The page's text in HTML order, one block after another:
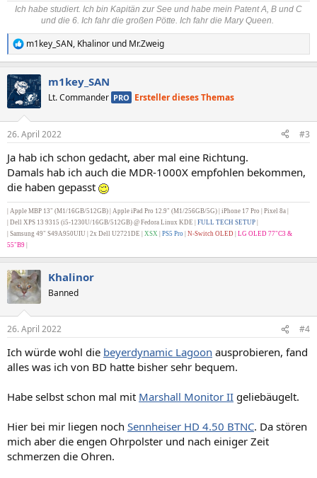
Ich habe studiert. Ich bin Kapitän zur See und habe mein Patent A, B und C
und die 6. Ich fahr die großen Pötte. Ich fahr die Mary Queen.
R
e
k
t
i
e
:
m1key_SAN, Khalinor und Mr.Zweig
m1key_SAN
Lt. Commander PRO Ersteller dieses Themas
26. April 2022 #3
Ja hab ich schon gedacht, aber mal eine Richtung.
Damals hab ich auch die MDR-1000X empfohlen bekommen,
die haben gepasst
| Apple MBP 13" (M1/16GB/512GB) | Apple iPad Pro 12.9" (M1/256GB/5G) | iPhone 17 Pro | Pixel 8a |
Dell XPS 13 9315 (i5-1230U/16GB/512GB) @ Fedora Linux KDE | FULL TECH SETUP
| Samsung 49" S49A950UIU | 2x Dell U2721DE
XSX PS5 Pro N-Switch OLED
LG OLED 77"C3 &
55"B9
Khalinor
Banned
26. April 2022 #4
Ich würde wohl die beyerdynamic Lagoon ausprobieren, fand
alles was ich von BD hatte bisher sehr bequem.
Habe selbst schon mal mit Marshall Monitor II geliebäugelt.
Hier bei mir liegen noch Sennheiser HD 4.50 BTNC. Da stören
mich aber die engen Ohrpolster und nach einiger Zeit
schmerzen die Ohren.